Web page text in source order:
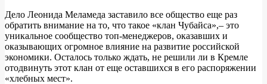
Дело Леонида Меламеда заставило все общество еще раз
обратить внимание на то, что такое «клан Чубайса»,– это
уникальное сообщество топ-менеджеров, оказавших и
оказывающих огромное влияние на развитие российской
экономики. Осталось только ждать, не решили ли в Кремле
отодвинуть этот клан от еще оставшихся в его распоряжении
«хлебных мест».